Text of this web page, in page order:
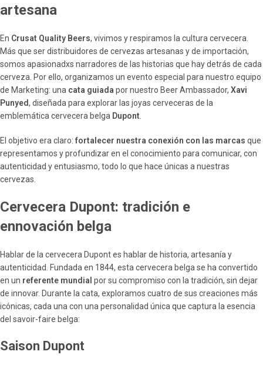
artesana
En Crusat Quality Beers, vivimos y respiramos la cultura cervecera.
Más que ser distribuidores de cervezas artesanas y de importación,
somos apasionadxs narradores de las historias que hay detrás de cada
cerveza. Por ello, organizamos un evento especial para nuestro equipo
de Marketing: una cata guiadapor nuestro Beer Ambassador, Xavi
Punyed, diseñada para explorar las joyas cerveceras de la
emblemática cervecera belga Dupont.
El objetivo era claro: fortalecer nuestra conexión con las marcas que
representamos y profundizar en el conocimiento para comunicar, con
autenticidad y entusiasmo, todo lo que hace únicas a nuestras
cervezas.
Cervecera Dupont: tradición e
ennovación belga
Hablar de la cervecera Dupont es hablar de historia, artesanía y
autenticidad. Fundada en 1844, esta cervecera belga se ha convertido
en un referente mundial por su compromiso con la tradición, sin dejar
de innovar. Durante la cata, exploramos cuatro de sus creaciones más
icónicas, cada una con una personalidad única que captura la esencia
del savoir-faire belga:
Saison Dupont